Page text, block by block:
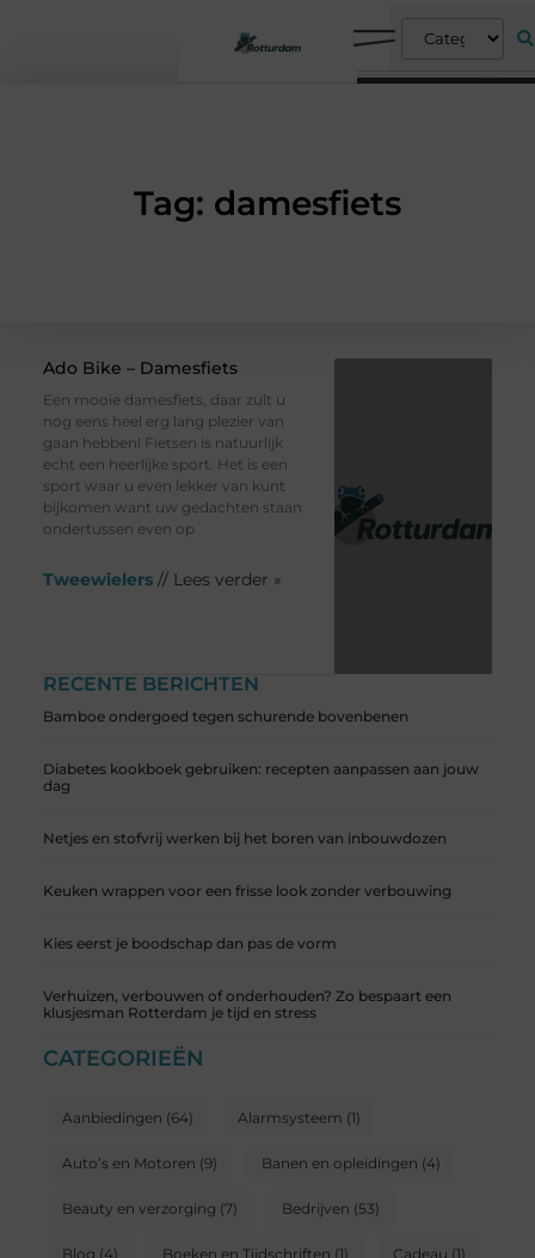
Tag: damesfiets
RECENTE BERICHTEN
Bamboe ondergoed tegen schurende bovenbenen
Diabetes kookboek gebruiken: recepten aanpassen aan jouw
dag
Netjes en stofvrij werken bij het boren van inbouwdozen
Keuken wrappen voor een frisse look zonder verbouwing
Kies eerst je boodschap dan pas de vorm
Verhuizen, verbouwen of onderhouden? Zo bespaart een
klusjesman Rotterdam je tijd en stress
CATEGORIEËN
Aanbiedingen (64) Alarmsysteem (1)
Auto’s en Motoren (9) Banen en opleidingen (4)
Beauty en verzorging (7) Bedrijven (53)
Blog (4) Boeken en Tijdschriften (1) Cadeau (1)
Ado Bike – Damesfiets
Een mooie damesfiets, daar zult u
nog eens heel erg lang plezier van
gaan hebben! Fietsen is natuurlijk
echt een heerlijke sport. Het is een
sport waar u even lekker van kunt
bijkomen want uw gedachten staan
ondertussen even op
Tweewielers // Lees verder »